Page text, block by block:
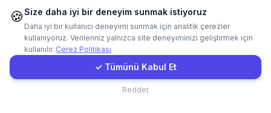
Kadıköy
İncele
Kahramanmaraş
İncele
Müşteri Girişi
🍪Size daha iyi bir deneyim sunmak istiyoruz
Daha iyi bir kullanıcı deneyimi sunmak için analitik çerezler
kullanıyoruz. Verileriniz yalnızca site deneyiminizi geliştirmek için
kullanılır. Çerez Politikası
✓ Tümünü Kabul Et
Reddet